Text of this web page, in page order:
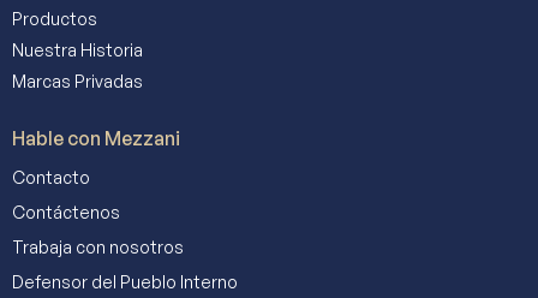
Productos
Nuestra Historia
Marcas Privadas
Hable con Mezzani
Contacto
Contáctenos
Trabaja con nosotros
Defensor del Pueblo Interno